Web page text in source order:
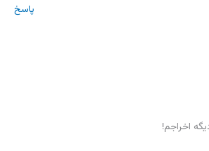
پاسخ
اخراجم!